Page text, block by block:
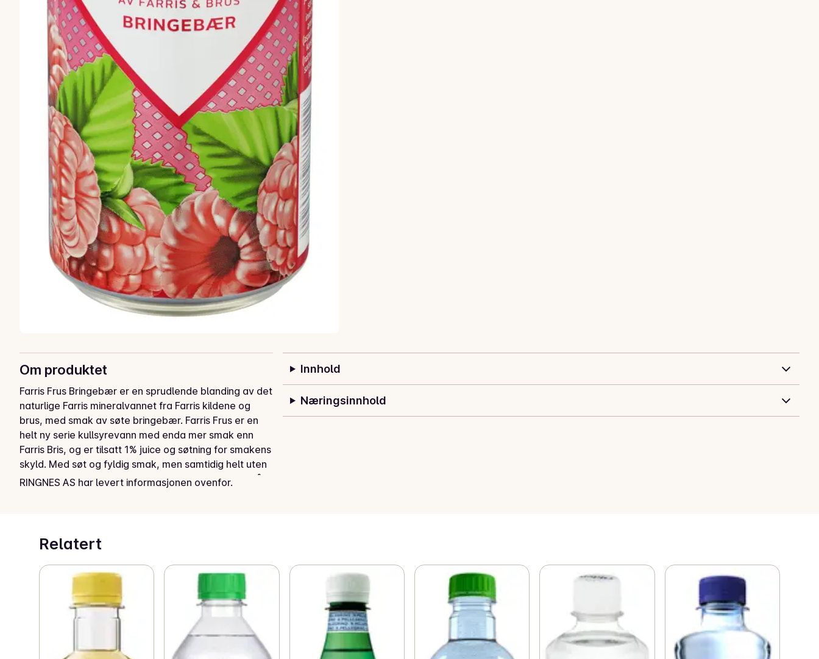
Om produktet
Farris Frus Bringebær er en sprudlende blanding av det
naturlige Farris mineralvannet fra Farris kildene og
brus, med smak av søte bringebær. Farris Frus er en
helt ny serie kullsyrevann med enda mer smak enn
Farris Bris, og er tilsatt 1% juice og søtning for smakens
skyld. Med søt og fyldig smak, men samtidig helt uten
sukker og kalorier, er Farris Frus et sunt alternativ når
RINGNES AS har levert informasjonen ovenfor.
Innhold
Næringsinnhold
Relatert